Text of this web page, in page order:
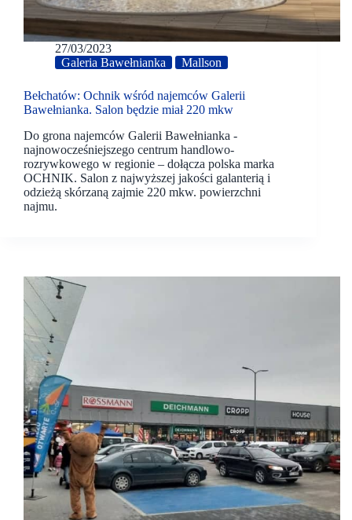
27/03/2023
Galeria Bawełnianka
Mallson
Bełchatów: Ochnik wśród najemców Galerii
Bawełnianka. Salon będzie miał 220 mkw
Do grona najemców Galerii Bawełnianka -
najnowocześniejszego centrum handlowo-
rozrywkowego w regionie – dołącza polska marka
OCHNIK. Salon z najwyższej jakości galanterią i
odzieżą skórzaną zajmie 220 mkw. powierzchni
najmu.